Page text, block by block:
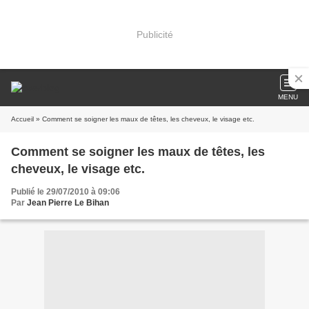
Publicité
MENU
Accueil » Comment se soigner les maux de têtes, les cheveux, le visage etc.
Comment se soigner les maux de têtes, les
cheveux, le visage etc.
Publié le 29/07/2010 à 09:06
Par Jean Pierre Le Bihan